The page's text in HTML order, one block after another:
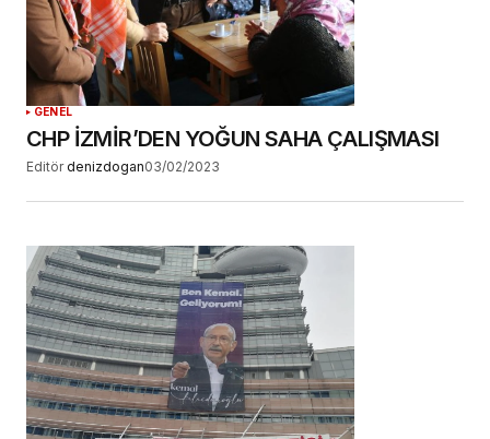
YORUM GÖNDER
GENEL
CHP İZMİR’DEN YOĞUN SAHA ÇALIŞMASI
Editör denizdogan03/02/2023